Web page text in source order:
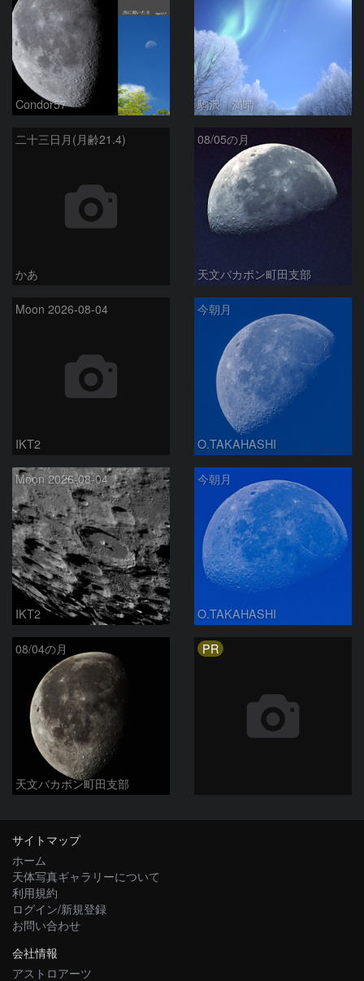
Condor57 駒沢 満晴
二十三日月(月齢21.4)
かあ
08/05の月
天文バカボン町田支部
Moon 2026-08-04
IKT2
今朝月
O.TAKAHASHI
Moon 2026-08-04
IKT2
今朝月
O.TAKAHASHI
08/04の月
天文バカボン町田支部
PR
サイトマップ
ホーム
天体写真ギャラリーについて
利用規約
ログイン/新規登録
お問い合わせ
会社情報
アストロアーツ